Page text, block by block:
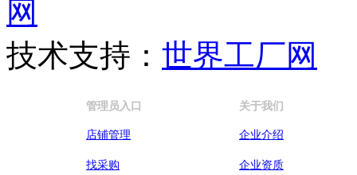
技术支持： 世界工厂网
管理员入口
店铺管理
找采购
关于我们
企业介绍
企业资质